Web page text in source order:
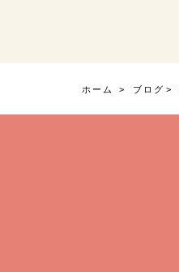
ホーム ブログ